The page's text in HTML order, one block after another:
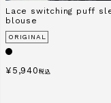
Lace switching puff
blouse
ORIGINAL
¥ 5,940 税込